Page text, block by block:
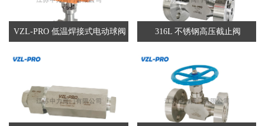
VZL-PRO 低温焊接式电动球阀 316L 不锈钢高压截止阀